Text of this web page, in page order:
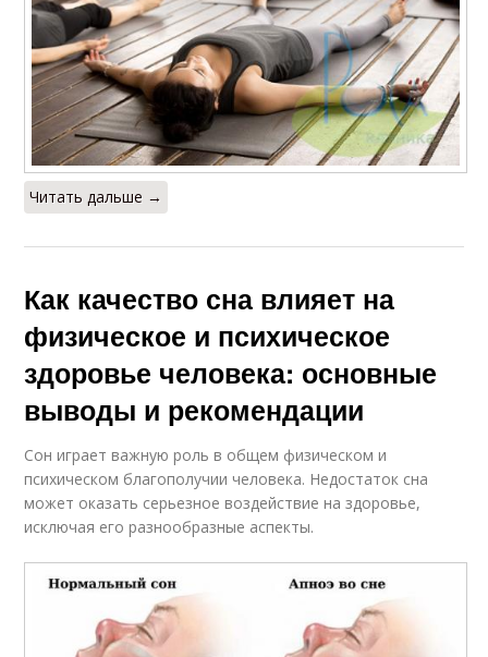
Читать дальше →
Как качество сна влияет на
физическое и психическое
здоровье человека: основные
выводы и рекомендации
Сон играет важную роль в общем физическом и
психическом благополучии человека. Недостаток сна
может оказать серьезное воздействие на здоровье,
исключая его разнообразные аспекты.